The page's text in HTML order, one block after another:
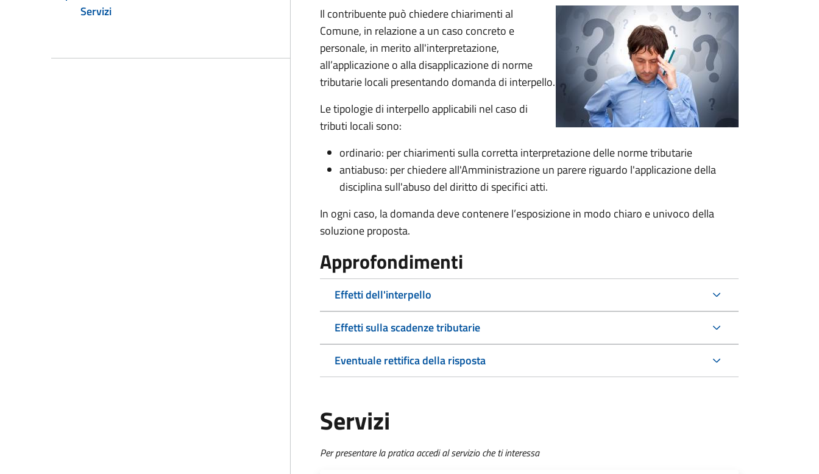
Servizi
Il contribuente può chiedere chiarimenti al
Comune, in relazione a un caso concreto e
personale, in merito all'interpretazione,
all’applicazione o alla disapplicazione di norme
tributarie locali presentando domanda di interpello.
Le tipologie di interpello applicabili nel caso di
tributi locali sono:
ordinario: per chiarimenti sulla corretta interpretazione delle norme tributarie
antiabuso: per chiedere all'Amministrazione un parere riguardo l'applicazione della
disciplina sull'abuso del diritto di specifici atti.
In ogni caso, la domanda deve contenere l’esposizione in modo chiaro e univoco della
soluzione proposta.
Approfondimenti
Effetti dell'interpello
Effetti sulla scadenze tributarie
Eventuale rettifica della risposta
Servizi
Per presentare la pratica accedi al servizio che ti interessa